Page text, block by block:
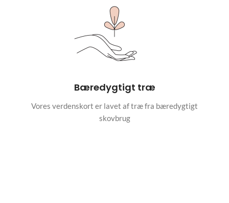
Bæredygtigt træ
Vores verdenskort er lavet af træ fra bæredygtigt
skovbrug